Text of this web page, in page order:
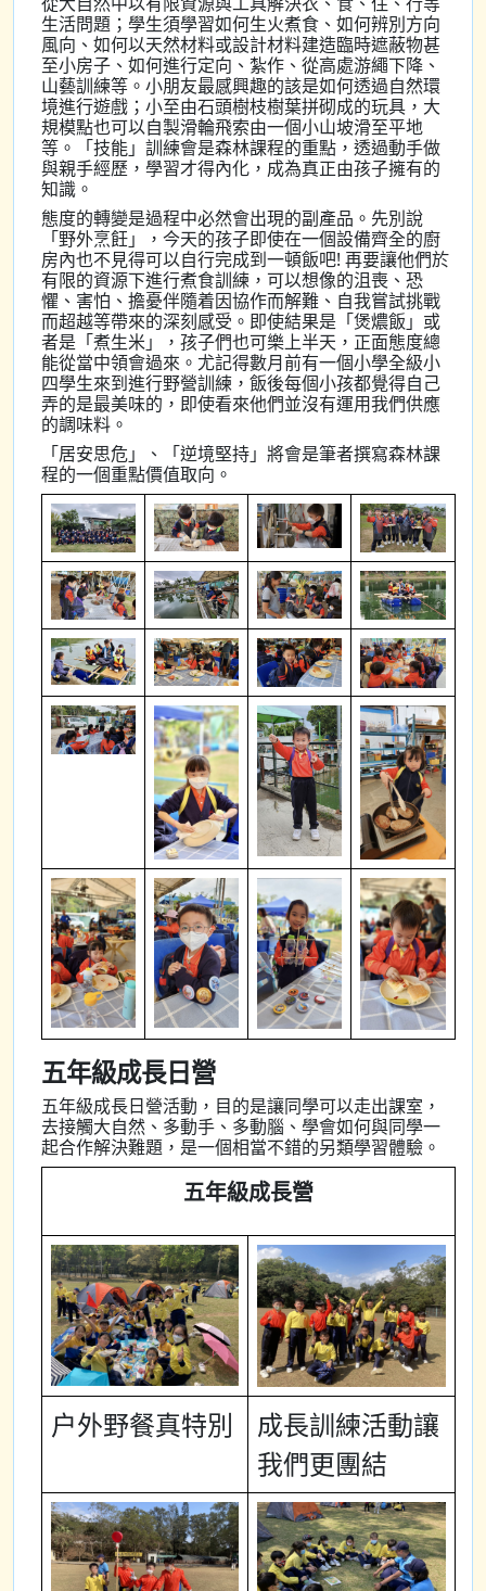
生活問題；學生須學習如何生火煮食、如何辨別方向
風向、如何以天然材料或設計材料建造臨時遮蔽物甚
至小房子、如何進行定向、紮作、從高處游繩下降、
山藝訓練等。小朋友最感興趣的該是如何透過自然環
境進行遊戲；小至由石頭樹枝樹葉拼砌成的玩具，大
規模點也可以自製滑輪飛索由一個小山坡滑至平地
等。「技能」訓練會是森林課程的重點，透過動手做
與親手經歷，學習才得內化，成為真正由孩子擁有的
知識。
態度的轉變是過程中必然會出現的副產品。先別說
「野外烹飪」，今天的孩子即使在一個設備齊全的廚
房內也不見得可以自行完成到一頓飯吧! 再要讓他們於
有限的資源下進行煮食訓練，可以想像的沮喪、恐
懼、害怕、擔憂伴隨着因協作而解難、自我嘗試挑戰
而超越等帶來的深刻感受。即使結果是「煲燶飯」或
者是「煮生米」，孩子們也可樂上半天，正面態度總
能從當中領會過來。尤記得數月前有一個小學全級小
四學生來到進行野營訓練，飯後每個小孩都覺得自己
弄的是最美味的，即使看來他們並沒有運用我們供應
的調味料。
「居安思危」、「逆境堅持」將會是筆者撰寫森林課
程的一個重點價值取向。
五年級成長日營
五年級成長日營活動，目的是讓同學可以走出課室，
去接觸大自然、多動手、多動腦、學會如何與同學一
起合作解決難題，是一個相當不錯的另類學習體驗。
五年級成長營
户外野餐真特別
成長訓練活動讓
我們更團結